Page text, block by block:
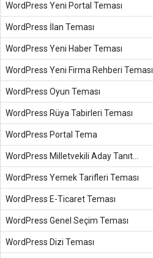
WordPress Yeni Portal Teması
WordPress İlan Teması
WordPress Yeni Haber Teması
WordPress Yeni Firma Rehberi Teması
WordPress Oyun Teması
WordPress Rüya Tabirleri Teması
WordPress Portal Tema
WordPress Milletvekili Aday Tanıt...
WordPress Yemek Tarifleri Teması
WordPress E-Ticaret Teması
WordPress Genel Seçim Teması
WordPress Dizi Teması